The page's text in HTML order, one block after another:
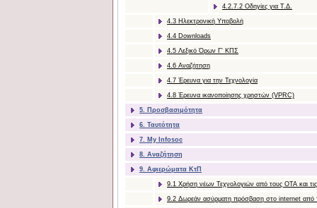
4.2.7.2 Οδηγίες για Τ.Δ.
4.3 Ηλεκτρονική Υποβολή
4.4 Downloads
4.5 Λεξικό Όρων Γ' ΚΠΣ
4.6 Αναζήτηση
4.7 Έρευνα για την Τεχνολογία
4.8 Έρευνα ικανοποίησης χρηστών (VPRC)
5. Προσβασιμότητα
6. Ταυτότητα
7. My Infosoc
8. Αναζήτηση
9. Αφιερώματα ΚτΠ
9.1 Χρήση νέων Τεχνολογιών από τους ΟΤΑ και τις
9.2 Δωρεάν ασύρματη πρόσβαση στο internet από